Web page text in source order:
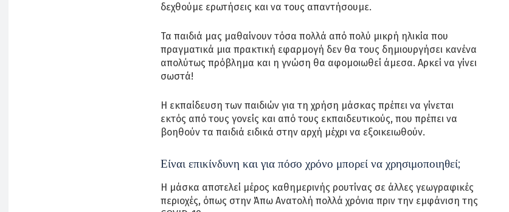
δεχθούμε ερωτήσεις και να τους απαντήσουμε.
Τα παιδιά μας μαθαίνουν τόσα πολλά από πολύ μικρή ηλικία που
πραγματικά μια πρακτική εφαρμογή δεν θα τους δημιουργήσει κανένα
απολύτως πρόβλημα και η γνώση θα αφομοιωθεί άμεσα. Αρκεί να γίνει
σωστά!
Η εκπαίδευση των παιδιών για τη χρήση μάσκας πρέπει να γίνεται
εκτός από τους γονείς και από τους εκπαιδευτικούς, που πρέπει να
βοηθούν τα παιδιά ειδικά στην αρχή μέχρι να εξοικειωθούν.
Είναι επικίνδυνη και για πόσο χρόνο μπορεί να χρησιμοποιηθεί;
Η μάσκα αποτελεί μέρος καθημερινής ρουτίνας σε άλλες γεωγραφικές
περιοχές, όπως στην Άπω Ανατολή πολλά χρόνια πριν την εμφάνιση της